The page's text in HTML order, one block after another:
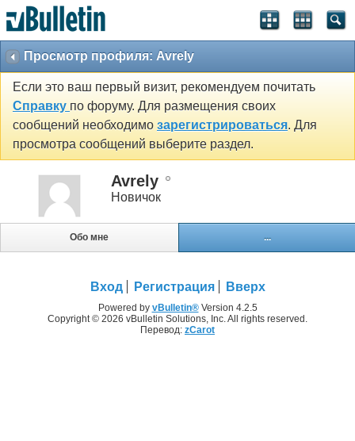
Просмотр профиля: Avrely
Если это ваш первый визит, рекомендуем почитать
Справку по форуму. Для размещения своих
сообщений необходимо зарегистрироваться. Для
просмотра сообщений выберите раздел.
Avrely
Новичок
Обо мне ...
Вход Регистрация Вверх
Powered by vBulletin®Version 4.2.5
Copyright © 2026 vBulletin Solutions, Inc. All rights reserved.
Перевод: zCarot